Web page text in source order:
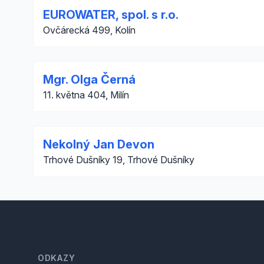
EUROWATER, spol. s r.o.
Ovčárecká 499, Kolín
Mgr. Olga Černá
11. května 404, Milín
Nekolný Jan Devon
Trhové Dušníky 19, Trhové Dušníky
ODKAZY